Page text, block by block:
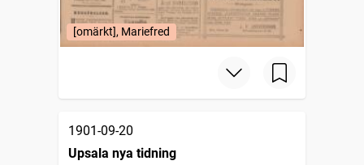
[omärkt], Mariefred
1901-09-20
Upsala nya tidning